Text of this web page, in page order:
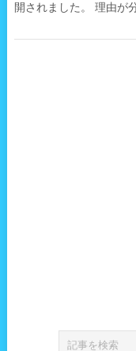
開されました。 理由が